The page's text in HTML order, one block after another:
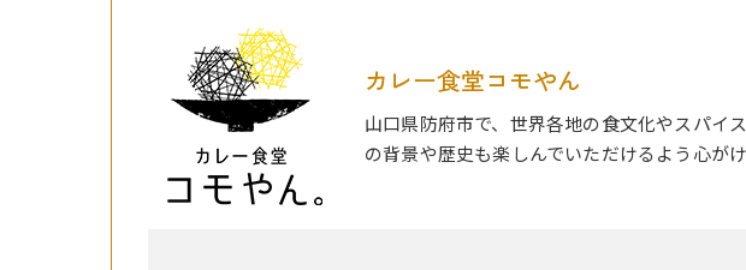
カレー食堂コモやん
山口県防府市で、世界各地の食文化やスパイ
の背景や歴史も楽しんでいただけるよう心がけ